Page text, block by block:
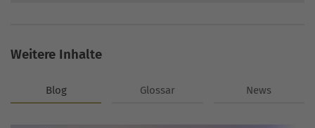
Weitere Inhalte
Blog Glossar News